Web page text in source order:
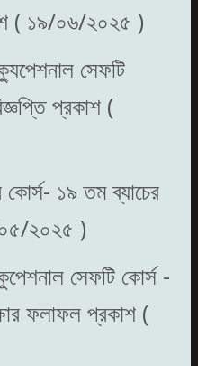
( ১৯/০৬/২০২৫ )
সেফটি
প্রকাশ (
কোর্স- ১৯ তম ব্যাচের
০৫/২০২৫ )
সেফটি কোর্স -
ফলাফল প্রকাশ (